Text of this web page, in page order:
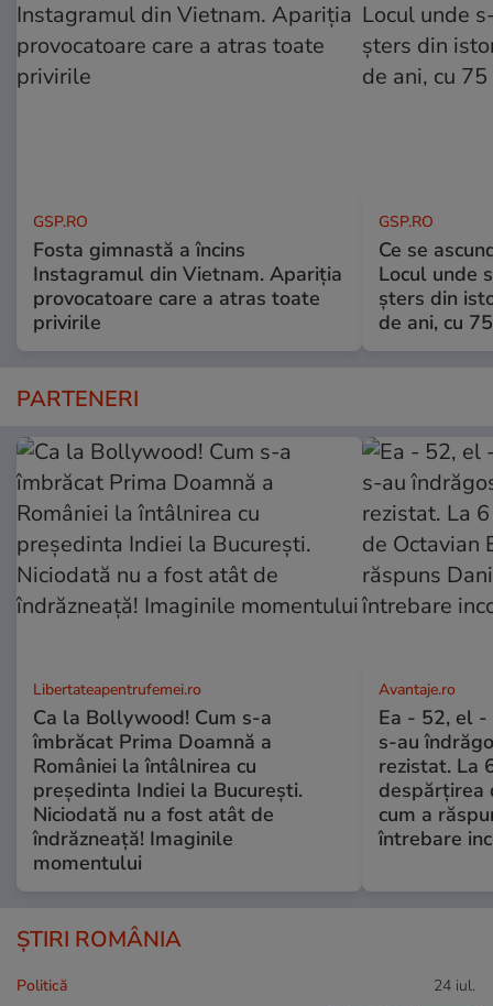
GSP.RO
Fosta gimnastă a încins
Instagramul din Vietnam. Apariția
provocatoare care a atras toate
privirile
GSP.RO
Ce se
Locul unde
șters din
de ani, cu
PARTENERI
Libertateapentrufemei.ro
Ca la Bollywood! Cum s-a
îmbrăcat Prima Doamnă a
României la întâlnirea cu
președinta Indiei la București.
Niciodată nu a fost atât de
îndrăzneață! Imaginile
momentului
Avantaje.ro
Ea - 52, el -
s-au
rezistat. La
despărțirea
cum a
întrebare
ȘTIRI ROMÂNIA
Politică 24 iul.